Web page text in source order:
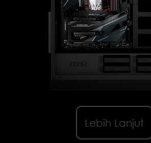
Lebih Lanjut